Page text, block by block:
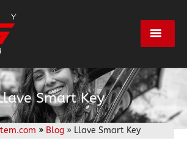
Servicios
Marcas
Smart Key
» Blog» Llave Smart Key